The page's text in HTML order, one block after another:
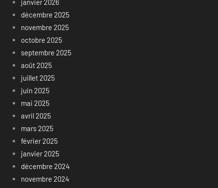
janvier 2026
décembre 2025
novembre 2025
octobre 2025
septembre 2025
août 2025
juillet 2025
juin 2025
mai 2025
avril 2025
mars 2025
février 2025
janvier 2025
décembre 2024
novembre 2024